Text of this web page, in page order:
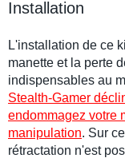
Installation
L'installation de ce
manette et la perte
indispensables au
Stealth-Gamer
endommagez votre
manipulation. Sur
rétractation n'est